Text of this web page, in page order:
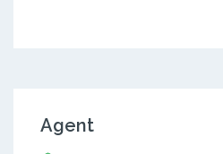
Agent